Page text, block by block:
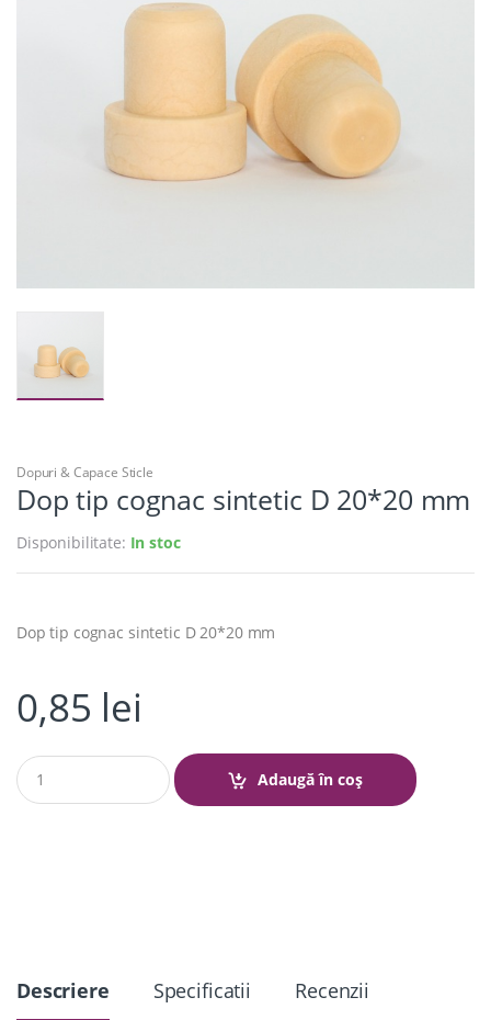
Dopuri & Capace Sticle
Dop tip cognac sintetic D 20*20 mm
Disponibilitate: In stoc
Dop tip cognac sintetic D 20*20 mm
0,85 lei
Q
u
a
Adaugă în coș
Descriere Specificatii Recenzii